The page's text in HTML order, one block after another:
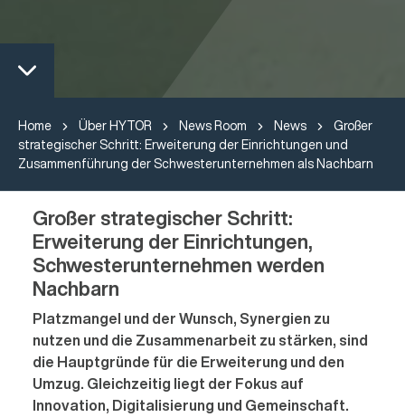
Home Über HYTOR News Room News
Großer
strategischer Schritt: Erweiterung der Einrichtungen und
Zusammenführung der Schwesterunternehmen als Nachbarn
Großer strategischer Schritt:
Erweiterung der Einrichtungen,
Schwesterunternehmen werden
Nachbarn
Platzmangel und der Wunsch, Synergien zu
nutzen und die Zusammenarbeit zu stärken, sind
die Hauptgründe für die Erweiterung und den
Umzug. Gleichzeitig liegt der Fokus auf
Innovation, Digitalisierung und Gemeinschaft.